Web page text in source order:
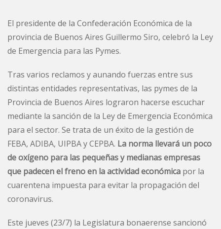
El presidente de la Confederación Económica de la
provincia de Buenos Aires Guillermo Siro, celebró la Ley
de Emergencia para las Pymes.
Tras varios reclamos y aunando fuerzas entre sus
distintas entidades representativas, las pymes de la
Provincia de Buenos Aires lograron hacerse escuchar
mediante la sanción de la Ley de Emergencia Económica
para el sector. Se trata de un éxito de la gestión de
FEBA, ADIBA, UIPBA y CEPBA. La norma llevará un poco
de oxígeno para las pequeñas y medianas empresas
que padecen el freno en la actividad económica por la
cuarentena impuesta para evitar la propagación del
coronavirus.
Este jueves (23/7) la Legislatura bonaerense sancionó